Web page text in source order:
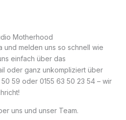
Motherhood
und melden uns so schnell wie
einfach über das
oder ganz unkompliziert über
59 oder 0155 63 50 23 54 – wir
uns und unser Team.